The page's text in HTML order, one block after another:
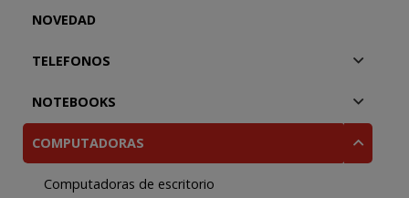
NOVEDAD
TELEFONOS
NOTEBOOKS
COMPUTADORAS
Computadoras de escritorio